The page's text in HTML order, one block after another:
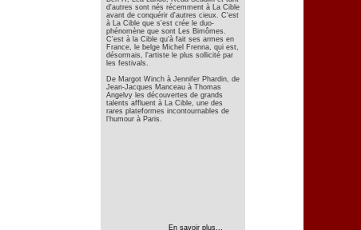
d'autres sont nés récemment à La Cible
avant de conquérir d'autres cieux. C'est
à La Cible que s'est crée le duo-
phénomène que sont Les Bimômes.
C'est à la Cible qu'à fait ses armes en
France, le belge Michel Frenna, qui est,
désormais, l'artiste le plus sollicité par
les festivals.
De Margot Winch à Jennifer Phardin, de
Jean-Jacques Manceau à Thomas
Angelvy les découvertes de grands
talents affluent à La Cible, une des
rares plateformes incontournables de
l'humour à Paris.
En savoir plus...